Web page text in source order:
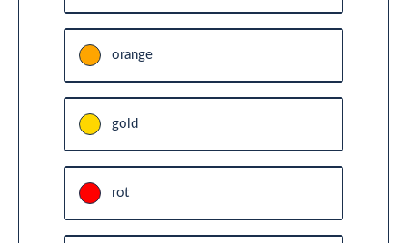
orange
gold
rot